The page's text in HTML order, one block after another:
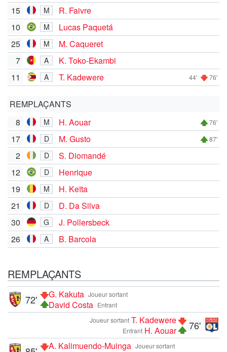
15
M
R. Faivre
10
M
Lucas Paquetá
25
M
M. Caqueret
7
A
K. Toko-Ekambi
11
A T. Kadewere 44' 76'
REMPLAÇANTS
8
M H. Aouar 76'
17 D M. Gusto 87'
2 D
S. Diomandé
12
D
Henrique
19
M
H. Keïta
21
D
D. Da Silva
30
G
J. Pollersbeck
26
A B. Barcola
REMPLAÇANTS
Joueur sortant
G. Kakuta
Entrant
David Costa
72'
76'
Joueur sortant T. Kadewere
Entrant H. Aouar
Joueur sortant
A. Kalimuendo-Muinga